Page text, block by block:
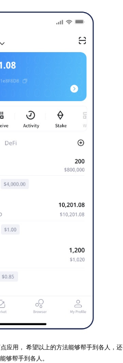
应用， 希望以上的方法能够帮手到各人，还
够帮手到各人。